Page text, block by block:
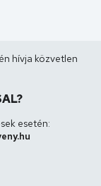
hívja közvetlen
esetén: